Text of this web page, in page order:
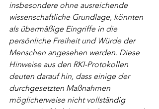
insbesondere ohne ausreichende
wissenschaftliche Grundlage, könnten
als übermäßige Eingriffe in die
persönliche Freiheit und Würde der
Menschen angesehen werden. Diese
Hinweise aus den RKI-Protokollen
deuten darauf hin, dass einige der
durchgesetzten Maßnahmen
möglicherweise nicht vollständig